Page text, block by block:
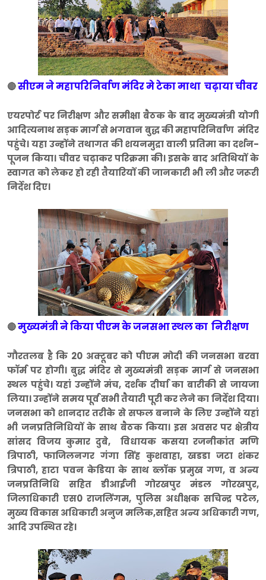
🔴सीएम ने महापरिनिर्वाण मंदिर मे टेका माथा चढ़ाया चीवर
एयरपोर्ट पर निरीक्षण और समीक्षा बैठक के बाद मुख्यमंत्री योगी
आदित्यनाथ सड़क मार्ग से भगवान बुद्ध की महापरिनिर्वाण मंदिर
पहुंचे। यहा उन्होंने तथागत की शयनमुद्रा वाली प्रतिमा का दर्शन-
पूजन किया। चीवर चढ़ाकर परिक्रमा की। इसके बाद अतिथियों के
स्वागत को लेकर हो रही तैयारियों की जानकारी भी ली और जरूरी
निर्देश दिए।
🔴मुख्यमंत्री ने किया पीएम के जनसभा स्थल का निरीक्षण
गौरतलब है कि 20 अक्टूबर को पीएम मोदी की जनसभा बरवा
फॉर्म पर होगी। बुद्ध मंदिर से मुख्यमंत्री सड़क मार्ग से जनसभा
स्थल पहुंचे। यहां उन्होंने मंच, दर्शक दीर्घा का बारीकी से जायजा
लिया। उन्होंने समय पूर्व सभी तैयारी पूरी कर लेने का निर्देश दिया।
जनसभा को शानदार तरीके से सफल बनाने के लिए उन्होंने यहां
भी जनप्रतिनिधियों के साथ बैठक किया। इस अवसर पर क्षेत्रीय
सांसद विजय कुमार दुबे, विधायक कसया रजनीकांत मणि
त्रिपाठी, फाजिलनगर गंगा सिंह कुशवाहा, खडडा जटा शंकर
त्रिपाठी, हाटा पवन केडिया के साथ ब्लॉक प्रमुख गण, व अन्य
जनप्रतिनिधि सहित डीआईजी गोरखपुर मंडल गोरखपुर,
जिलाधिकारी एस0 राजलिंगम, पुलिस अधीक्षक सचिन्द्र पटेल,
मुख्य विकास अधिकारी अनुज मलिक,सहित अन्य अधिकारी गण,
आदि उपस्थित रहे।